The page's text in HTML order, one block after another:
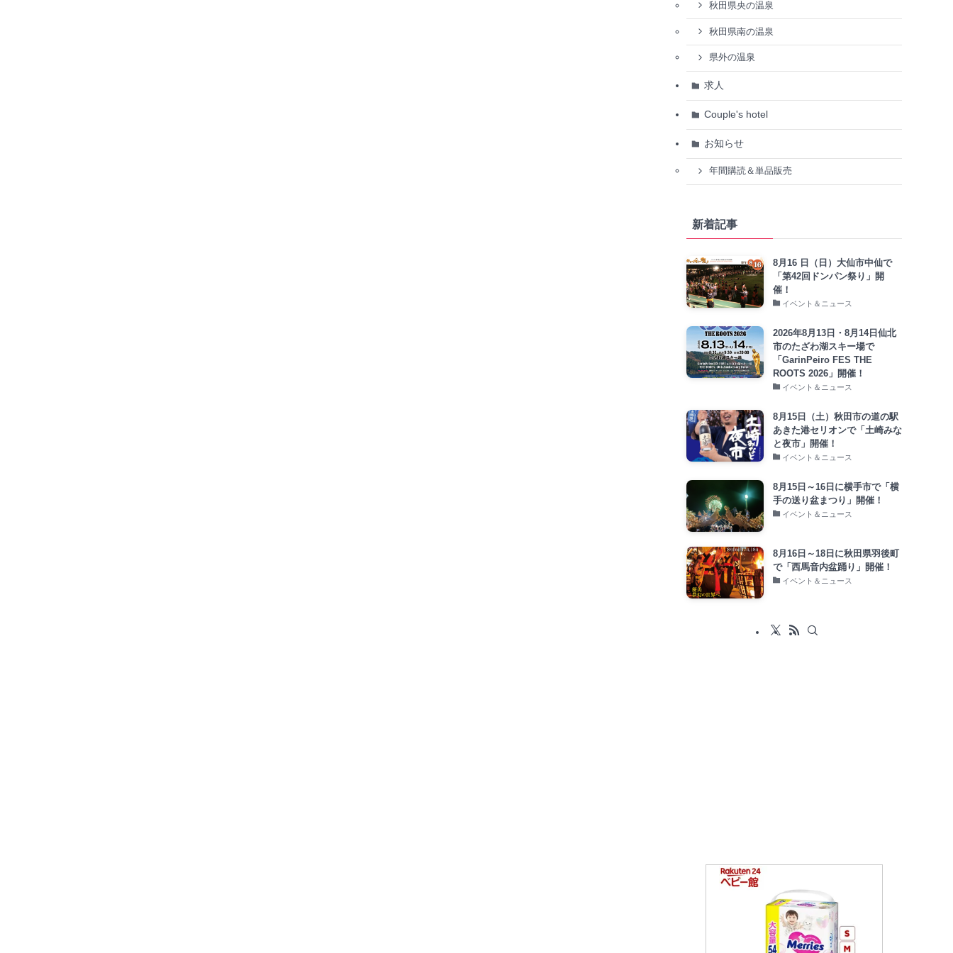
秋田県央の温泉
秋田県南の温泉
県外の温泉
求人
Couple's hotel
お知らせ
年間購読＆単品販売
新着記事
8月16 日（日）大仙市中仙で
「第42回ドンパン祭り」開
催！
イベント＆ニュース
2026年8月13日・8月14日仙北
市のたざわ湖スキー場で
「GarinPeiro FES THE
ROOTS 2026」開催！
イベント＆ニュース
8月15日（土）秋田市の道の駅
あきた港セリオンで「土崎みな
と夜市」開催！
イベント＆ニュース
8月15日～16日に横手市で「横
手の送り盆まつり」開催！
イベント＆ニュース
8月16日～18日に秋田県羽後町
で「西馬音内盆踊り」開催！
イベント＆ニュース